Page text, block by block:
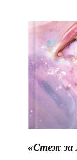
«Стеж за